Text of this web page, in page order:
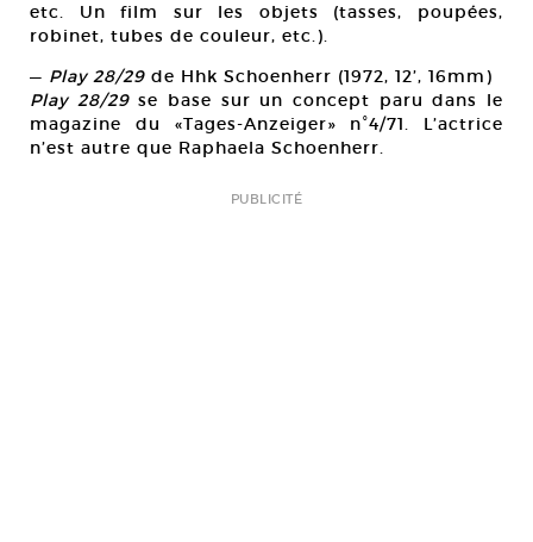
etc. Un film sur les objets (tasses, poupées,
robinet, tubes de couleur, etc.).
— Play 28/29 de Hhk Schoenherr (1972, 12’, 16mm)
Play 28/29se base sur un concept paru dans le
magazine du «Tages-Anzeiger» n°4/71. L’actrice
n’est autre que Raphaela Schoenherr.
PUBLICITÉ